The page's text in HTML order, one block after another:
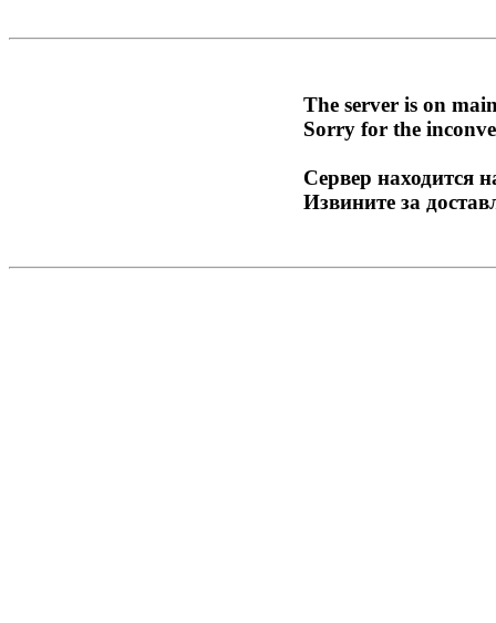
The server is on
Sorry for the
Сервер находится
Извините за